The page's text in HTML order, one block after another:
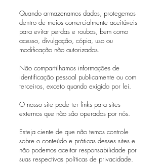
Quando armazenamos dados, protegemos
dentro de meios comercialmente aceitáveis ​​
para evitar perdas e roubos, bem como
acesso, divulgação, cópia, uso ou
modificação não autorizados.
Não compartilhamos informações de
identificação pessoal publicamente ou com
terceiros, exceto quando exigido por lei.
O nosso site pode ter links para sites
externos que não são operados por nós.
Esteja ciente de que não temos controle
sobre o conteúdo e práticas desses sites e
não podemos aceitar responsabilidade por
suas respectivas políticas de privacidade.